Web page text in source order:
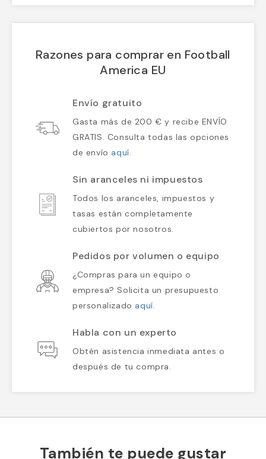
Razones para comprar en Football
America EU
Envío gratuito
Gasta más de 200 € y recibe ENVÍO
GRATIS. Consulta todas las opciones
de envío aquí.
Sin aranceles ni impuestos
Todos los aranceles, impuestos y
tasas están completamente
cubiertos por nosotros.
Pedidos por volumen o equipo
¿Compras para un equipo o
empresa? Solicita un presupuesto
personalizado aquí.
Habla con un experto
Obtén asistencia inmediata antes o
después de tu compra.
También te puede gustar